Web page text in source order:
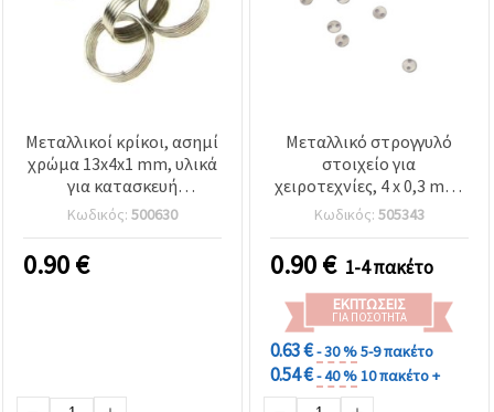
Μεταλλικοί κρίκοι, ασημί
χρώμα 13x4x1 mm, υλικά
για κατασκευή
κοσμημάτων - 5 τεμ.
Κωδικός: 500630
0.90€
Μεταλλικό στρογγυλό
στοιχείο για
χειροτεχνίες, 4 x 0,3 mm,
τρύπες 0,2 mm, ασημί -
20 τεμ.
Κωδικός: 505343
0.90€ 1-4 πακέτο
ΕΚΠΤΏΣΕΙΣ
ΓΙΑ ΠΟΣΌΤΗΤΑ
0.63 €- 30 %5-9 πακέτο
0.54 €- 40 %10 πακέτο +